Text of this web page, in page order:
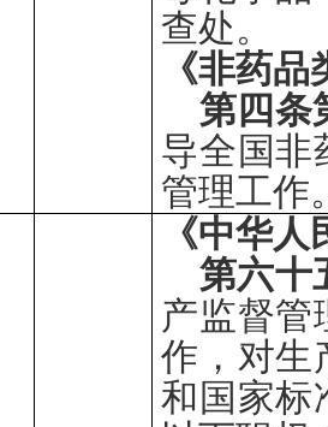
查处。
《非药
第四条
导全国非
管理工作
《中华
第六十
产监督管
作，对生
和国家标